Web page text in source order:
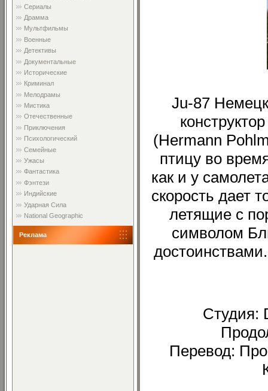
Сериалы
Драмма
Мультфильмы
Военные
Детективы
Документальные
Исторические
Криминал
Мелодрамы
Мистика
Отечественные
Приключения
Психологический
Семейные
Ужасы
Фантастика
Фэнтези
Индийские
Ударная Сила
National Geographic
Реклама
Ju-87
(Hermann
птицу во
как и у
скорость дает
летящие с
символом
Студия:
Перевод: